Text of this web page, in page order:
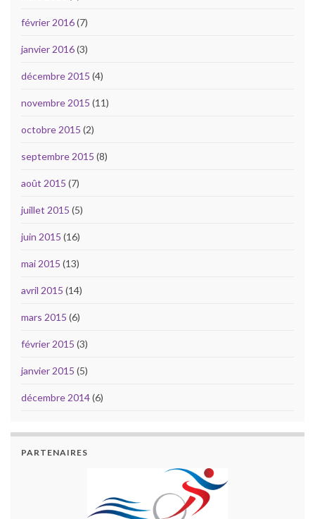
février 2016(7)
janvier 2016(3)
décembre 2015 (4)
novembre 2015 (11)
octobre 2015 (2)
septembre 2015 (8)
août 2015 (7)
juillet 2015 (5)
juin 2015 (16)
mai 2015 (13)
avril 2015 (14)
mars 2015 (6)
février 2015 (3)
janvier 2015 (5)
décembre 2014(6)
PARTENAIRES